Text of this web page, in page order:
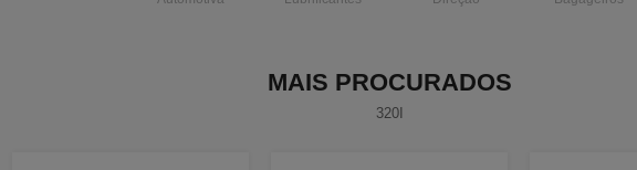
MAIS PROCURADOS
320I